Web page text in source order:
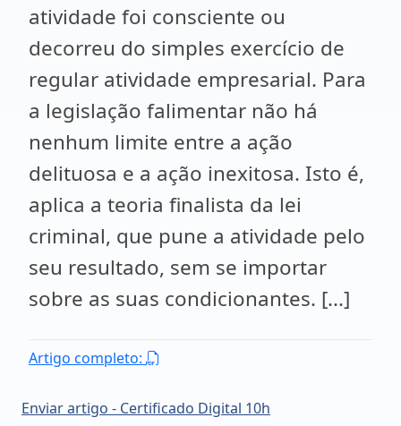
atividade foi consciente ou
decorreu do simples exercício de
regular atividade empresarial. Para
a legislação falimentar não há
nenhum limite entre a ação
delituosa e a ação inexitosa. Isto é,
aplica a teoria finalista da lei
criminal, que pune a atividade pelo
seu resultado, sem se importar
sobre as suas condicionantes. [...]
Artigo completo:
Enviar artigo - Certificado Digital 10h